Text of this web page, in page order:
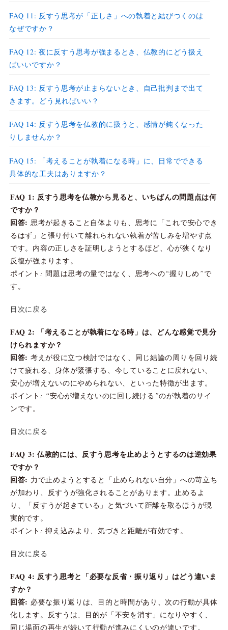
FAQ 11: 反すう思考が「正しさ」への執着と結びつくのは
なぜですか？
FAQ 12: 夜に反すう思考が強まるとき、仏教的にどう扱え
ばいいですか？
FAQ 13: 反すう思考が止まらないとき、自己批判まで出て
きます。どう見ればいい？
FAQ 14: 反すう思考を仏教的に扱うと、感情が鈍くなった
りしませんか？
FAQ 15: 「考えることが執着になる時」に、日常でできる
具体的な工夫はありますか？
FAQ 1: 反すう思考を仏教から見ると、いちばんの問題点は何
ですか？
回答: 思考が起きること自体よりも、思考に「これで安心でき
るはず」と張り付いて離れられない執着が苦しみを増やす点
です。内容の正しさを証明しようとするほど、心が狭くなり
反復が強まります。
ポイント: 問題は思考の量ではなく、思考への“握りしめ”で
す。
目次に戻る
FAQ 2: 「考えることが執着になる時」は、どんな感覚で見分
けられますか？
回答: 考えが役に立つ検討ではなく、同じ結論の周りを回り続
けて疲れる、身体が緊張する、今していることに戻れない、
安心が増えないのにやめられない、といった特徴が出ます。
ポイント: “安心が増えないのに回し続ける”のが執着のサイ
ンです。
目次に戻る
FAQ 3: 仏教的には、反すう思考を止めようとするのは逆効果
ですか？
回答: 力で止めようとすると「止められない自分」への苛立ち
が加わり、反すうが強化されることがあります。止めるよ
り、「反すうが起きている」と気づいて距離を取るほうが現
実的です。
ポイント: 抑え込みより、気づきと距離が有効です。
目次に戻る
FAQ 4: 反すう思考と「必要な反省・振り返り」はどう違いま
すか？
回答: 必要な振り返りは、目的と時間があり、次の行動が具体
化します。反すうは、目的が「不安を消す」になりやすく、
同じ場面の再生が続いて行動が進みにくいのが違いです。